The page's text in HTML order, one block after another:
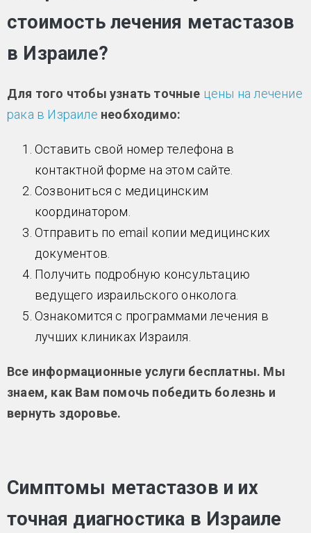
стоимость лечения метастазов
в Израиле?
Для того чтобы узнать точные цены на лечение
рака в Израиле необходимо:
Оставить свой номер телефона в
контактной форме на этом сайте.
Созвониться с медицинским
координатором.
Отправить по email копии медицинских
документов.
Получить подробную консультацию
ведущего израильского онколога.
Ознакомится с программами лечения в
лучших клиниках Израиля.
Все информационные услуги бесплатны. Мы
знаем, как Вам помочь победить болезнь и
вернуть здоровье.
Симптомы метастазов и их
точная диагностика в Израиле